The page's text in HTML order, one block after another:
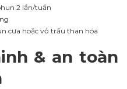
2 lần/tuần
cưa hoặc vỏ trấu than hóa
& an toàn